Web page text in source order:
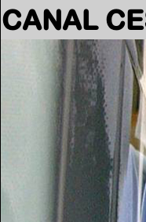
CANAL